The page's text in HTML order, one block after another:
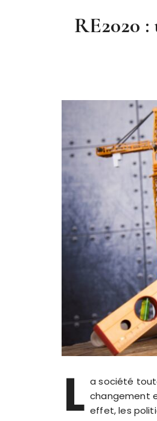
RE2020
L a société
changement
effet, les